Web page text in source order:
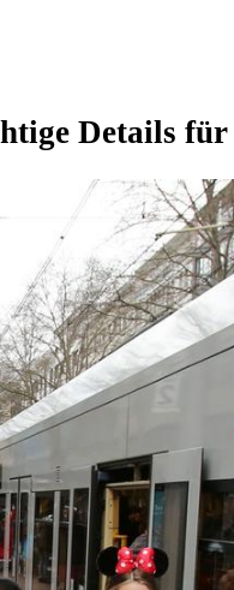
Details für